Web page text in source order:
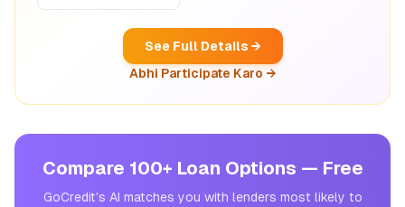
See Full Details →
Abhi Participate Karo →
Compare 100+ Loan Options — Free
GoCredit's AI matches you with lenders most likely to